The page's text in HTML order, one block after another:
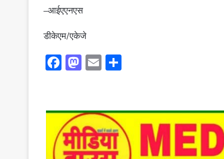
–आईएएनएस
डीकेएम/एकेजे
F
a
e
b
o
M
a
o
d
o
E
m
l e